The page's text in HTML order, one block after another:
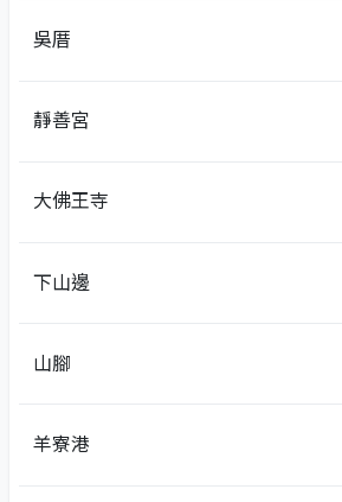
吳厝
靜善宮
大佛王寺
下山邊
山腳
羊寮港